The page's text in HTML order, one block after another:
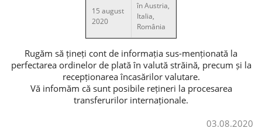
15 august
2020
în Austria,
Italia,
România
Rugăm să țineți cont de informația sus-menționată la
perfectarea ordinelor de plată în valută străină, precum și la
recepționarea încasărilor valutare.
Vă infomăm că sunt posibile rețineri la procesarea
transferurilor internaționale.
03.08.2020